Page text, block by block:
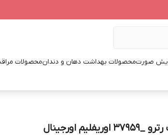
صورتمحصولات بهداشت دهان و دندانمحصولات
اورجینال